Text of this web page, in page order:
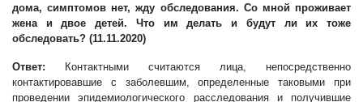
дома, симптомов нет, жду обследования. Со мной проживает
жена и двое детей. Что им делать и будут ли их тоже
обследовать? (11.11.2020)
Ответ: Контактными считаются лица, непосредственно
контактировавшие с заболевшим, определенные таковыми при
проведении эпидемиологического расследования и получившие